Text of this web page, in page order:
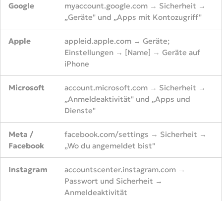
Google
myaccount.google.com → Sicherheit →
„Geräte" und „Apps mit Kontozugriff"
Apple
appleid.apple.com → Geräte;
Einstellungen → [Name] → Geräte auf
iPhone
Microsoft
account.microsoft.com → Sicherheit →
„Anmeldeaktivität" und „Apps und
Dienste"
Meta /
Facebook
facebook.com/settings → Sicherheit →
„Wo du angemeldet bist"
Instagram
accountscenter.instagram.com →
Passwort und Sicherheit →
Anmeldeaktivität